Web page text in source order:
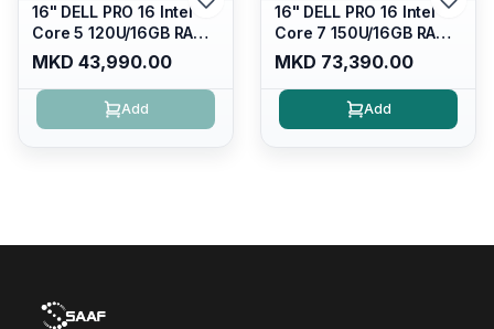
16" DELL PRO 16 Intel
Core 5 120U/16GB RAM
DDR5 5600mhz/ 512 GB
SSD M.2 Nvme/fullhd+
(16:10) Ips/bt/backlit
Kb/thunderbolt
MKD 43,990.00
Add
16" DELL PRO 16 Intel
Core 7 150U/16GB RAM
DDR5 5600mhz/ 512 GB
SSD M.2 Nvme
(2230)/FULLHD+ (16:10)
Ips/bt/backlit
MKD 73,390.00
Add